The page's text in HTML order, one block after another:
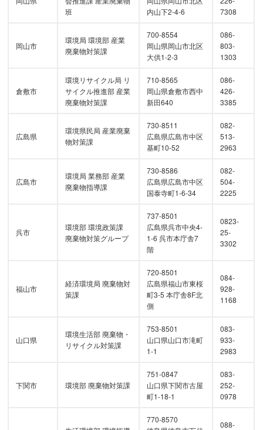
班
内山下2-4-6
7308
岡山市
環境局 環境部 産業
廃棄物対策課
700-8554
岡山県岡山市北区
大供1-2-3
086-
803-
1303
倉敷市
環境リサイクル局 リ
サイクル推進部 産業
廃棄物対策課
710-8565
岡山県倉敷市西中
新田640
086-
426-
3385
広島県
環境県民局 産業廃棄
物対策課
730-8511
広島県広島市中区
基町10-52
082-
513-
2963
広島市
環境局 業務部 産業
廃棄物指導課
730-8586
広島県広島市中区
国泰寺町1-6-34
082-
504-
2225
呉市
環境部 環境政策課
廃棄物対策グループ
737-8501
広島県呉市中央4-
1-6 呉市本庁舎7
階
0823-
25-
3302
福山市
経済環境局 廃棄物対
策課
720-8501
広島県福山市東桜
町3-5 本庁舎8F北
側
084-
928-
1168
山口県
環境生活部 廃棄物・
リサイクル対策課
753-8501
山口県山口市滝町
1-1
083-
933-
2983
下関市 環境部 廃棄物対策課
751-0847
山口県下関市古屋
町1-18-1
083-
252-
0978
770-8570
088-